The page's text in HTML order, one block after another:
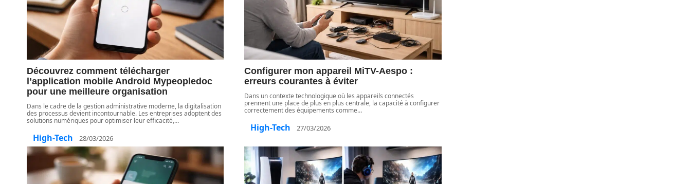
Découvrez comment télécharger
l’application mobile Android Mypeopledoc
pour une meilleure organisation
Dans le cadre de la gestion administrative moderne, la digitalisation
des processus devient incontournable. Les entreprises adoptent des
solutions numériques pour optimiser leur efficacité,…
High-Tech 28/03/2026
Configurer mon appareil MiTV-Aespo :
erreurs courantes à éviter
Dans un contexte technologique où les appareils connectés
prennent une place de plus en plus centrale, la capacité à configurer
correctement des équipements comme…
High-Tech 27/03/2026